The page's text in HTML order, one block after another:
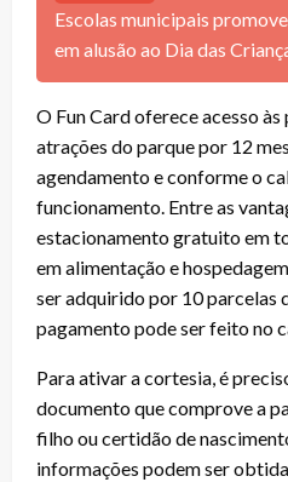
Escolas municipais
em alusão ao Dia das
O Fun Card oferece acesso
atrações do parque por 12
agendamento e conforme o
funcionamento. Entre as
estacionamento gratuito em
em alimentação e
ser adquirido por 10 parcelas
pagamento pode ser feito no
Para ativar a cortesia, é
documento que comprove a
filho ou certidão de
informações podem ser